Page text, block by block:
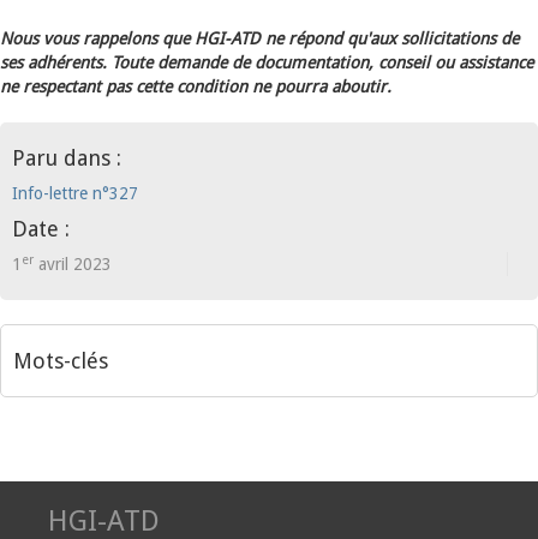
Nous vous rappelons que HGI-ATD ne répond qu'aux sollicitations de
ses adhérents. Toute demande de documentation, conseil ou assistance
ne respectant pas cette condition ne pourra aboutir.
Paru dans :
Info-lettre n°327
Date :
1 er avril 2023
Mots-clés
HGI-ATD